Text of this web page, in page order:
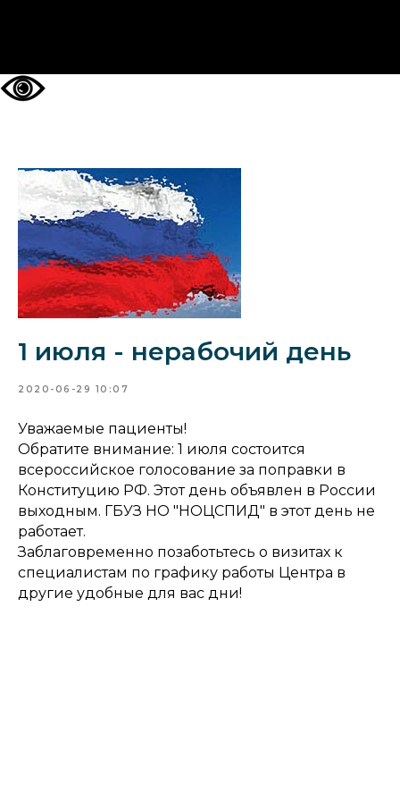
1 июля - нерабочий день
2020-06-29 10:07
Уважаемые пациенты!
Обратите внимание: 1 июля состоится
всероссийское голосование за поправки в
Конституцию РФ. Этот день объявлен в России
выходным. ГБУЗ НО "НОЦСПИД" в этот день не
работает.
Заблаговременно позаботьтесь о визитах к
специалистам по графику работы Центра в
другие удобные для вас дни!